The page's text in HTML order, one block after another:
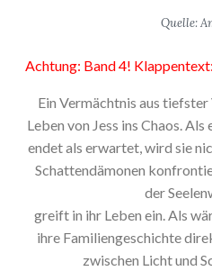
Quelle:
Achtung: Band 4!
Ein Vermächtnis aus
Leben von Jess ins Chaos.
endet als erwartet, wird sie
Schattendämonen
der
greift in ihr Leben ein. Als
ihre Familiengeschichte
zwischen Licht und